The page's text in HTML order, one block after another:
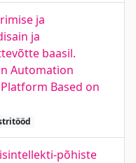
ja
ja
baasil.
Automation
Based on
põhiste